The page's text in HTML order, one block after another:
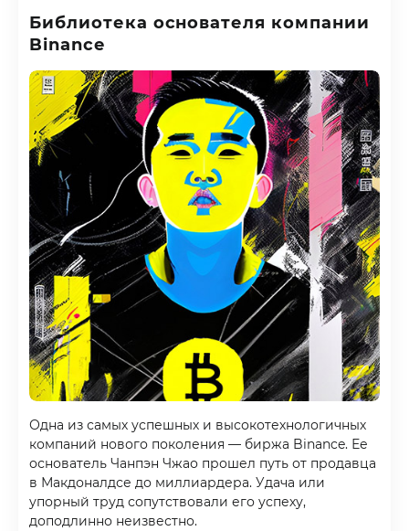
Библиотека основателя компании
Binance
Одна из самых успешных и высокотехнологичных
компаний нового поколения — биржа Binance. Ее
основатель Чанпэн Чжао прошел путь от продавца
в Макдоналдсе до миллиардера. Удача или
упорный труд сопутствовали его успеху,
доподлинно неизвестно.